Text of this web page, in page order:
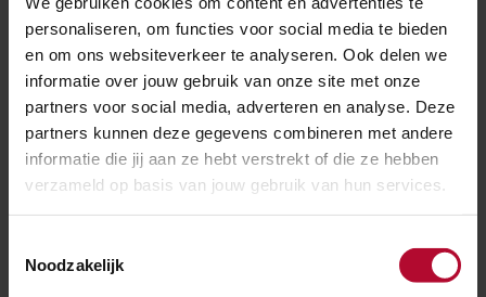
personaliseren, om functies voor social media te bieden
en om ons websiteverkeer te analyseren. Ook delen we
informatie over jouw gebruik van onze site met onze
partners voor social media, adverteren en analyse. Deze
partners kunnen deze gegevens combineren met andere
informatie die jij aan ze hebt verstrekt of die ze hebben
verzameld op basis van jouw gebruik van hun services.
Noodzakelijk
Gróót
ProRail beheert maar liefst ruim 3200 hectare
spoorberm. Daarmee zijn we één van de grootste
terreinbeheerders in Nederland. Wanneer we een
afgestemde zaden, passend in het landschap en niet